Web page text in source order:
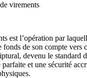
virements
est l’opération par
fonds de son compte vers
devenu le standard
et une sécurité